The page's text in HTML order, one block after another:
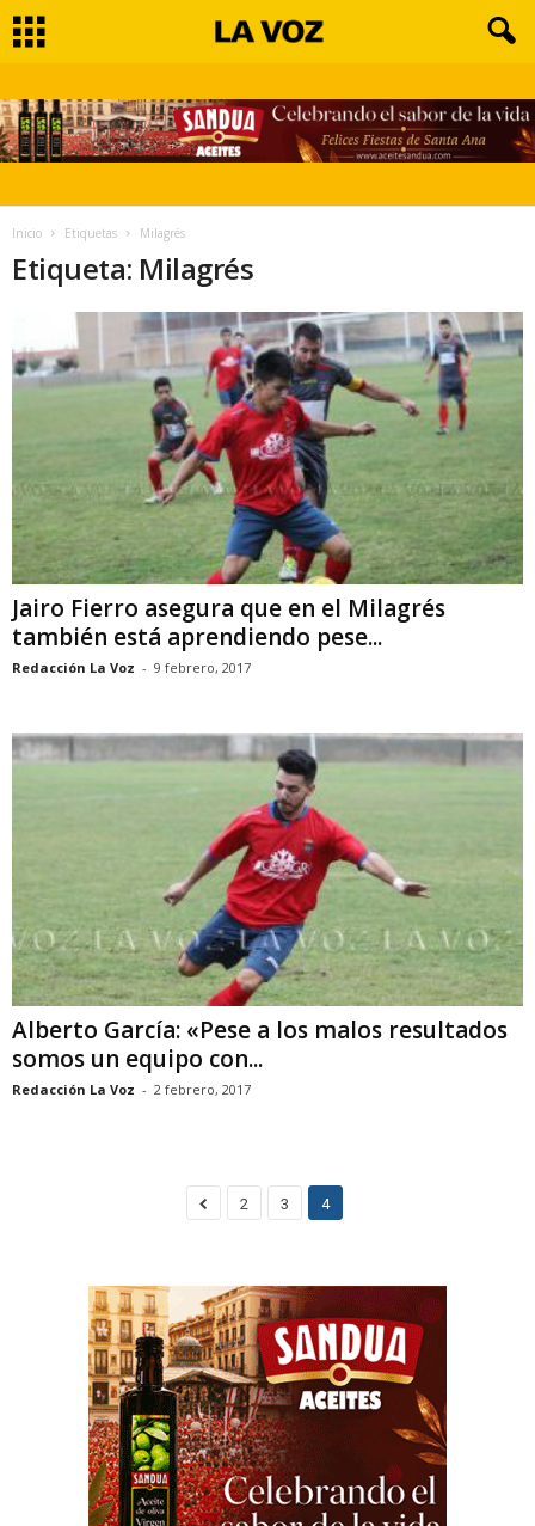
Inicio Etiquetas Milagrés
Etiqueta: Milagrés
Jairo Fierro asegura que en el Milagrés
también está aprendiendo pese...
Redacción La Voz - 9 febrero, 2017
Alberto García: «Pese a los malos resultados
somos un equipo con...
Redacción La Voz - 2 febrero, 2017
2 3 4